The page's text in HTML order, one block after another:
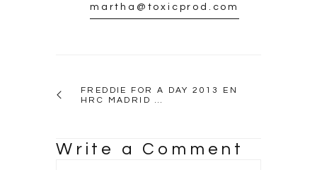
martha@toxicprod.com
FREDDIE FOR A DAY 2013 EN
HRC MADRID …
Write a Comment